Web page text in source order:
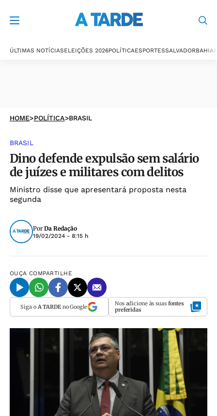
ÚLTIMAS NOTÍCIASELEIÇÕES 2026POLÍTICAESPORTESSALVADORBAHIA
HOME>POLÍTICA>BRASIL
BRASIL
Dino defende expulsão sem salário
de juízes e militares com delitos
Ministro disse que apresentará proposta nesta
segunda
Por Da Redação
19/02/2024 - 8:15 h
OUÇA COMPARTILHE
Siga o A TARDEno Google Nos adicione às suas fontes
preferidas